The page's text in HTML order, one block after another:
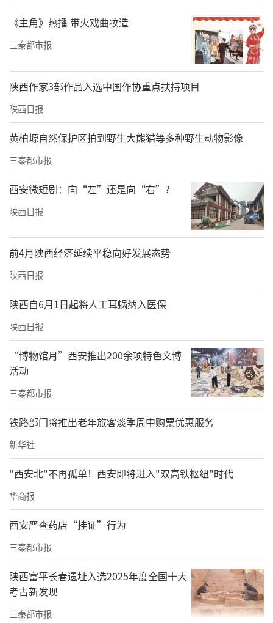
《主角》热播 带火戏曲妆造
三秦都市报
陕西作家3部作品入选中国作协重点扶持项目
陕西日报
黄柏塬自然保护区拍到野生大熊猫等多种野生动物影像
三秦都市报
西安微短剧：向“左”还是向“右”?
陕西日报
前4月陕西经济延续平稳向好发展态势
陕西日报
陕西自6月1日起将人工耳蜗纳入医保
陕西日报
“博物馆月”西安推出200余项特色文博
活动
三秦都市报
铁路部门将推出老年旅客淡季周中购票优惠服务
新华社
"西安北"不再孤单！西安即将进入"双高铁枢纽"时代
华商报
西安严查药店“挂证”行为
三秦都市报
陕西富平长春遗址入选2025年度全国十大
考古新发现
三秦都市报